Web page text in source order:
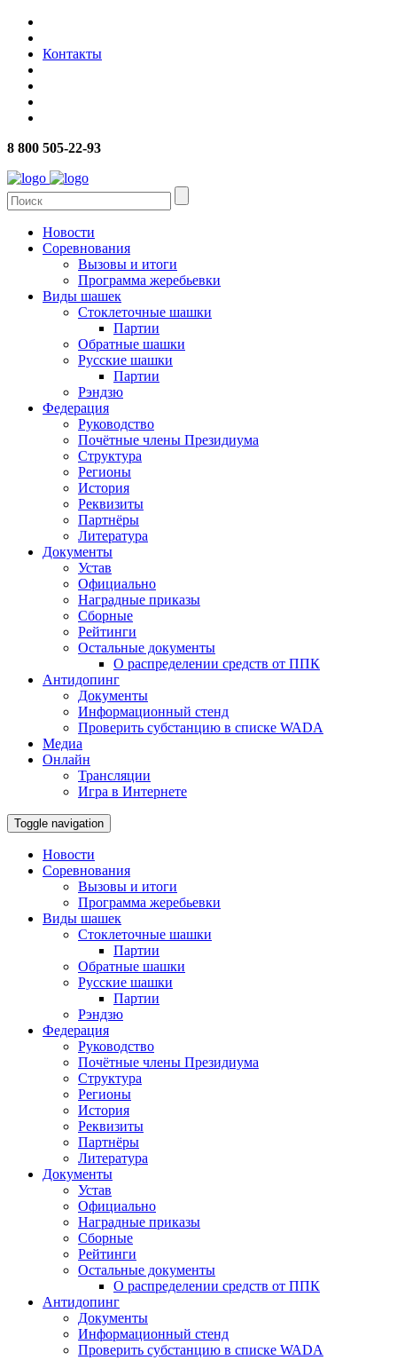
Контакты
8 800 505-22-93
Новости
Соревнования
Вызовы и итоги
Программа жеребьевки
Виды шашек
Стоклеточные шашки
Партии
Обратные шашки
Русские шашки
Партии
Рэндзю
Федерация
Руководство
Почётные члены Президиума
Структура
Регионы
История
Реквизиты
Партнёры
Литература
Документы
Устав
Официально
Наградные приказы
Сборные
Рейтинги
Остальные документы
О распределении средств от ППК
Антидопинг
Документы
Информационный стенд
Проверить субстанцию в списке WADA
Медиа
Онлайн
Трансляции
Игра в Интернете
Toggle navigation
Новости
Соревнования
Вызовы и итоги
Программа жеребьевки
Виды шашек
Стоклеточные шашки
Партии
Обратные шашки
Русские шашки
Партии
Рэндзю
Федерация
Руководство
Почётные члены Президиума
Структура
Регионы
История
Реквизиты
Партнёры
Литература
Документы
Устав
Официально
Наградные приказы
Сборные
Рейтинги
Остальные документы
О распределении средств от ППК
Антидопинг
Документы
Информационный стенд
Проверить субстанцию в списке WADA